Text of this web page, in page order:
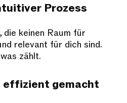
Prozess
keinen Raum für
relevant für dich sind.
zählt.
gemacht